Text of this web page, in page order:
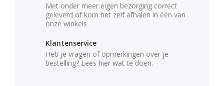
Met onder meer eigen bezorging correct
geleverd of kom het zelf afhalen in één van
onze winkels
Klantenservice
Heb je vragen of opmerkingen over je
bestelling? Lees hier wat te doen.